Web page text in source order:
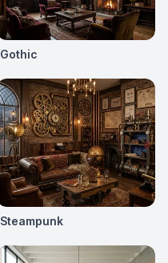
Gothic
Steampunk